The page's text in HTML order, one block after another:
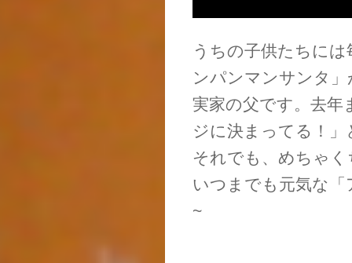
うちの子供たちに
ンパンマンサンタ
実家の父です。去
ジに決まってる！」
それでも、めちゃ
いつまでも元気な
~